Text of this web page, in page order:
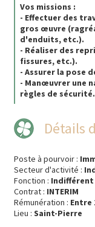
Vos missions :
- Effectuer des
gros œuvre
d'enduits, etc.).
- Réaliser des
fissures, etc.).
- Assurer la pose
- Manœuvrer une
règles de sécurité.
Détails
Poste à pourvoir :
Secteur d'activité :
Fonction : Indifférent
Contrat : INTERIM
Rémunération : Entre
Lieu : Saint-Pierre